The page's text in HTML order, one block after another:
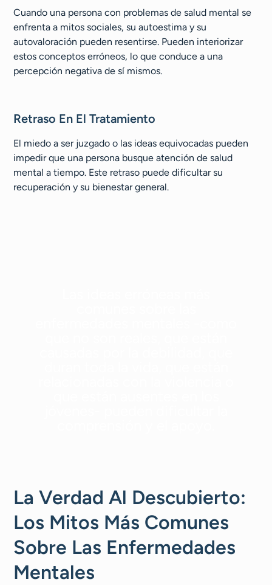
Cuando una persona con problemas de salud mental se
enfrenta a mitos sociales, su autoestima y su
autovaloración pueden resentirse. Pueden interiorizar
estos conceptos erróneos, lo que conduce a una
percepción negativa de sí mismos.
Retraso En El Tratamiento
El miedo a ser juzgado o las ideas equivocadas pueden
impedir que una persona busque atención de salud
mental a tiempo. Este retraso puede dificultar su
recuperación y su bienestar general.
La Verdad Al Descubierto:
Los Mitos Más Comunes
Sobre Las Enfermedades
Mentales